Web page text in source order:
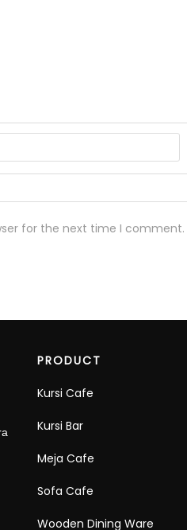
for the next time I comment.
PRODUCT
Kursi Cafe
Kursi Bar
Meja Cafe
Sofa Cafe
Wooden Dining Ware